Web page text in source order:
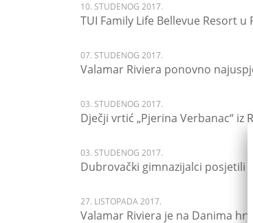
10. STUDENOG 2017.
TUI Family Life Bellevue Resort
07. STUDENOG 2017.
Valamar Riviera ponovno
03. STUDENOG 2017.
Dječji vrtić „Pjerina Verbanac“
03. STUDENOG 2017.
Dubrovački gimnazijalci posjetili
27. LISTOPADA 2017.
Valamar Riviera je na Danima